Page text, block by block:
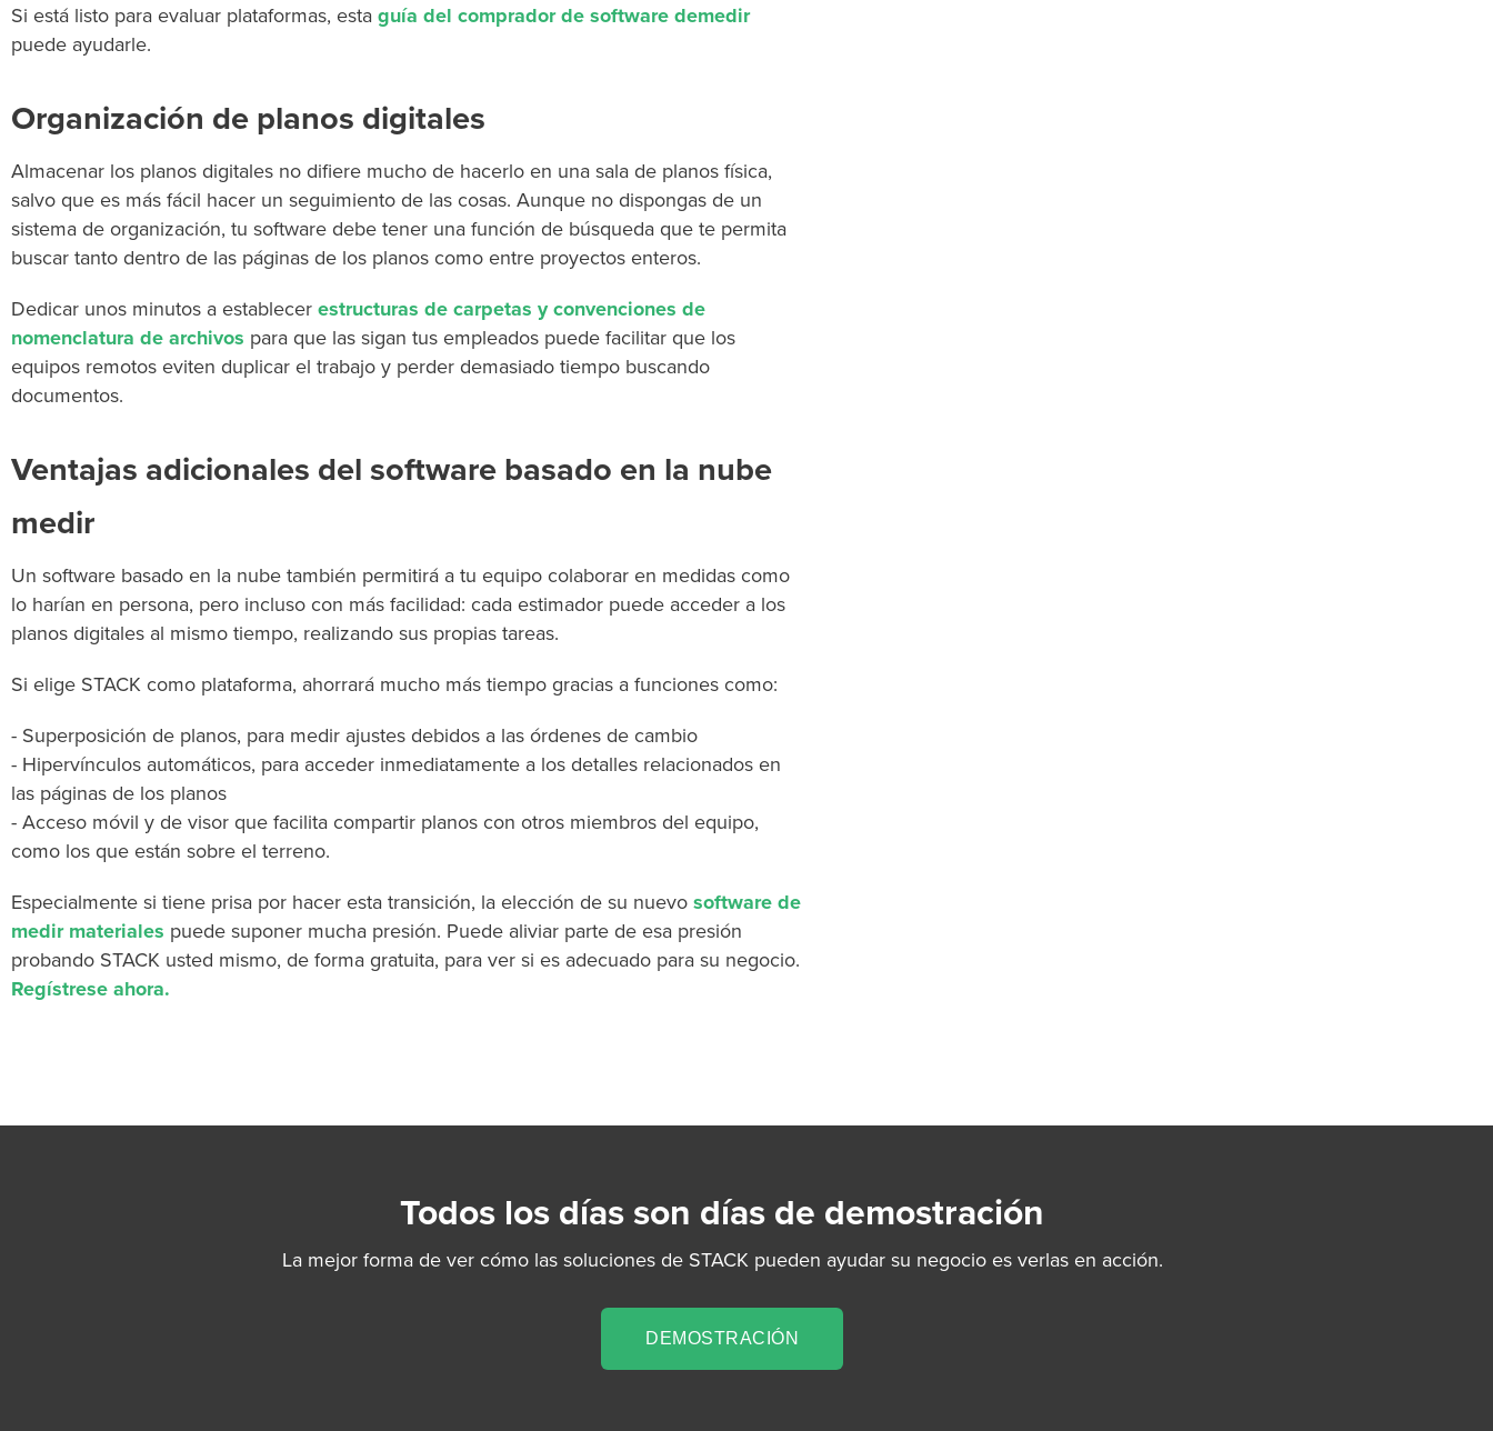
Si está listo para evaluar plataformas, esta guía del comprador de software demedir
puede ayudarle.
Organización de planos digitales
Almacenar los planos digitales no difiere mucho de hacerlo en una sala de planos física,
salvo que es más fácil hacer un seguimiento de las cosas. Aunque no dispongas de un
sistema de organización, tu software debe tener una función de búsqueda que te permita
buscar tanto dentro de las páginas de los planos como entre proyectos enteros.
Dedicar unos minutos a establecer estructuras de carpetas y convenciones de
nomenclatura de archivos para que las sigan tus empleados puede facilitar que los
equipos remotos eviten duplicar el trabajo y perder demasiado tiempo buscando
documentos.
Ventajas adicionales del software basado en la nube
medir
Un software basado en la nube también permitirá a tu equipo colaborar en medidas como
lo harían en persona, pero incluso con más facilidad: cada estimador puede acceder a los
planos digitales al mismo tiempo, realizando sus propias tareas.
Si elige STACK como plataforma, ahorrará mucho más tiempo gracias a funciones como:
- Superposición de planos, para medir ajustes debidos a las órdenes de cambio
- Hipervínculos automáticos, para acceder inmediatamente a los detalles relacionados en
las páginas de los planos
- Acceso móvil y de visor que facilita compartir planos con otros miembros del equipo,
como los que están sobre el terreno.
Especialmente si tiene prisa por hacer esta transición, la elección de su nuevo software de
medir materiales puede suponer mucha presión. Puede aliviar parte de esa presión
probando STACK usted mismo, de forma gratuita, para ver si es adecuado para su negocio.
Regístrese ahora.
Todos los días son días de demostración
La mejor forma de ver cómo las soluciones de STACK pueden ayudar su negocio es verlas en acción.
DEMOSTRACIÓN